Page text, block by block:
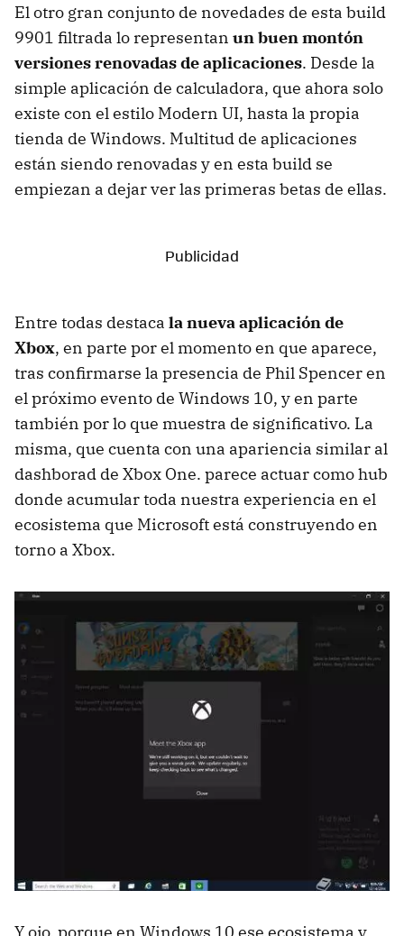
El otro gran conjunto de novedades de esta build
9901 filtrada lo representan un buen montón
versiones renovadas de aplicaciones. Desde la
simple aplicación de calculadora, que ahora solo
existe con el estilo Modern UI, hasta la propia
tienda de Windows. Multitud de aplicaciones
están siendo renovadas y en esta build se
empiezan a dejar ver las primeras betas de ellas.
Entre todas destaca la nueva aplicación de
Xbox, en parte por el momento en que aparece,
tras confirmarse la presencia de Phil Spencer en
el próximo evento de Windows 10, y en parte
también por lo que muestra de significativo. La
misma, que cuenta con una apariencia similar al
dashborad de Xbox One. parece actuar como hub
donde acumular toda nuestra experiencia en el
ecosistema que Microsoft está construyendo en
torno a Xbox.